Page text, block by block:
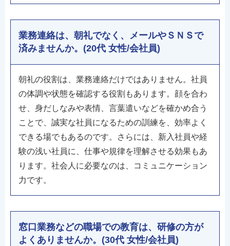
業務連絡は、朝礼でなく、メールやＳＮＳで
済みませんか。(20代 女性/会社員)
朝礼の役割は、業務連絡だけではありません。社員
の体調や状態を確認する役割もあります。顔を合わ
せ、身だしなみや表情、言葉遣いなどを確かめ合う
ことで、誠実な社員になるための訓練を、効率よく
できる場でもあるのです。さらには、新入社員や経
験の浅い社員に、仕事や規律を理解させる効果もあ
ります。社会人に必要なのは、コミュニケーション
力です。
窓口業務などの職場での教育は、研修の方が
よくありませんか。(30代 女性/会社員)